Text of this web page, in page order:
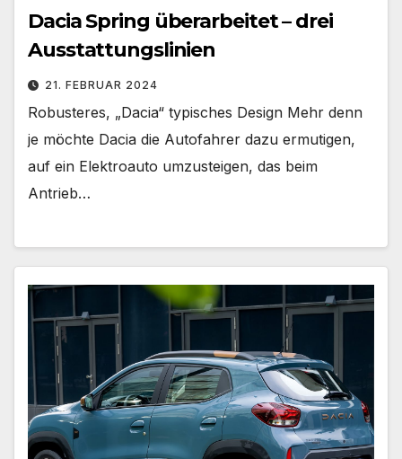
Dacia Spring überarbeitet – drei
Ausstattungslinien
21. FEBRUAR 2024
Robusteres, „Dacia“ typisches Design Mehr denn
je möchte Dacia die Autofahrer dazu ermutigen,
auf ein Elektroauto umzusteigen, das beim
Antrieb…